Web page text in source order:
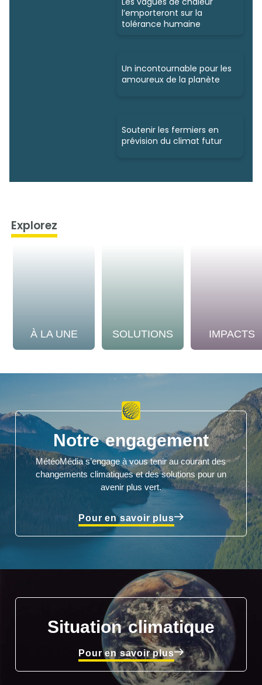
l’emporteront sur la
tolérance humaine
Un incontournable pour les
amoureux de la planète
Soutenir les fermiers en
prévision du climat futur
Explorez
À LA UNE SOLUTIONS IMPACTS
Notre engagement
MétéoMédia s’engage à vous tenir au courant des
changements climatiques et des solutions pour un
avenir plus vert.
Pour en savoir plus
Situation climatique
Pour en savoir plus